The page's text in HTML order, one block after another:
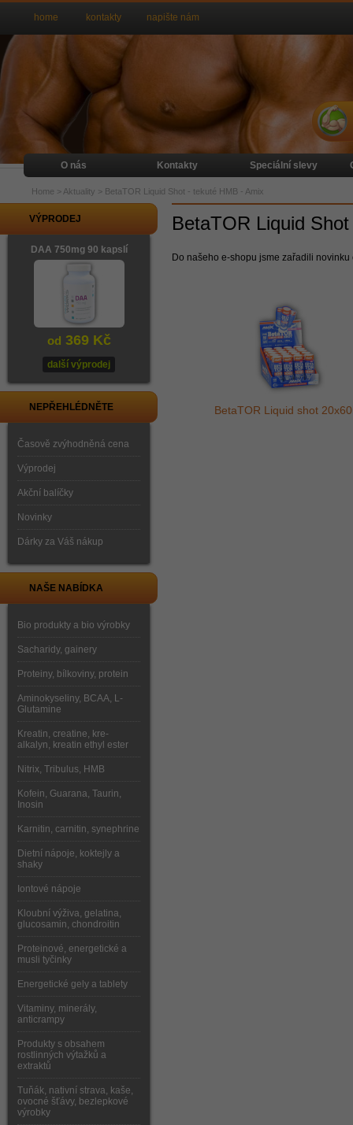
BetaTOR Liquid
Do našeho e-shopu jsme zařadili
BetaTOR Liquid shot
VÝPRODEJ
DAA 750mg 90 kapslí
od 369 Kč
další výprodej
NEPŘEHLÉDNĚTE
Časově zvýhodněná cena
Výprodej
Akční balíčky
Novinky
Dárky za Váš nákup
NAŠE NABÍDKA
Bio produkty a bio výrobky
Sacharidy, gainery
Proteiny, bílkoviny, protein
Aminokyseliny, BCAA, L-
Glutamine
Kreatin, creatine, kre-
alkalyn, kreatin ethyl ester
Nitrix, Tribulus, HMB
Kofein, Guarana, Taurin,
Inosin
Karnitin, carnitin, synephrine
Dietní nápoje, koktejly a
shaky
Iontové nápoje
Kloubní výživa, gelatina,
glucosamin, chondroitin
Proteinové, energetické a
musli tyčinky
Energetické gely a tablety
Vitaminy, minerály,
anticrampy
Produkty s obsahem
rostlinných výtažků a
extraktů
Tuňák, nativní strava, kaše,
ovocné šťávy, bezlepkové
výrobky
home kontakty napište nám
O nás Kontakty Speciální slevy
Home > Aktuality > BetaTOR Liquid Shot - tekuté HMB - Amix